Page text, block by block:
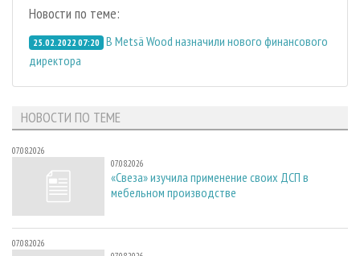
Новости по теме:
25.02.2022 07:20 В Metsä Wood назначили нового финансового
директора
НОВОСТИ ПО ТЕМЕ
07.08.2026
07.08.2026
«Свеза» изучила применение своих ДСП в
мебельном производстве
07.08.2026